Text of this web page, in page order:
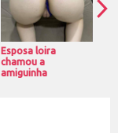
Esposa loira
chamou a
amiguinha